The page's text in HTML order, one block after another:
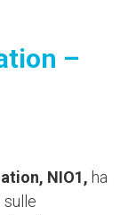
–
NIO1, ha
sulle